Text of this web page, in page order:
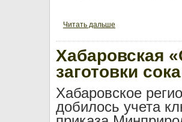
Читать дальше
Хабаровская
заготовки сока
Хабаровское
добилось учета